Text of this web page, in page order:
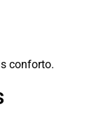
conforto.